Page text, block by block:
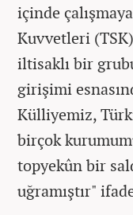
içinde
Kuvvetleri
iltisaklı bir
girişimi
Külliyemiz,
birçok
topyekûn bir
uğramıştır"